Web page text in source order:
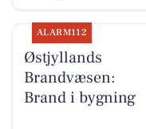
ALARM112
Østjyllands
Brandvæsen:
Brand i bygning